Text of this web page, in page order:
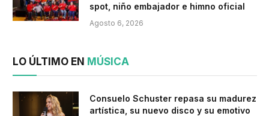
spot, niño embajador e himno oficial
Agosto 6, 2026
LO ÚLTIMO EN MÚSICA
Consuelo Schuster repasa su madurez
artística, su nuevo disco y su emotivo